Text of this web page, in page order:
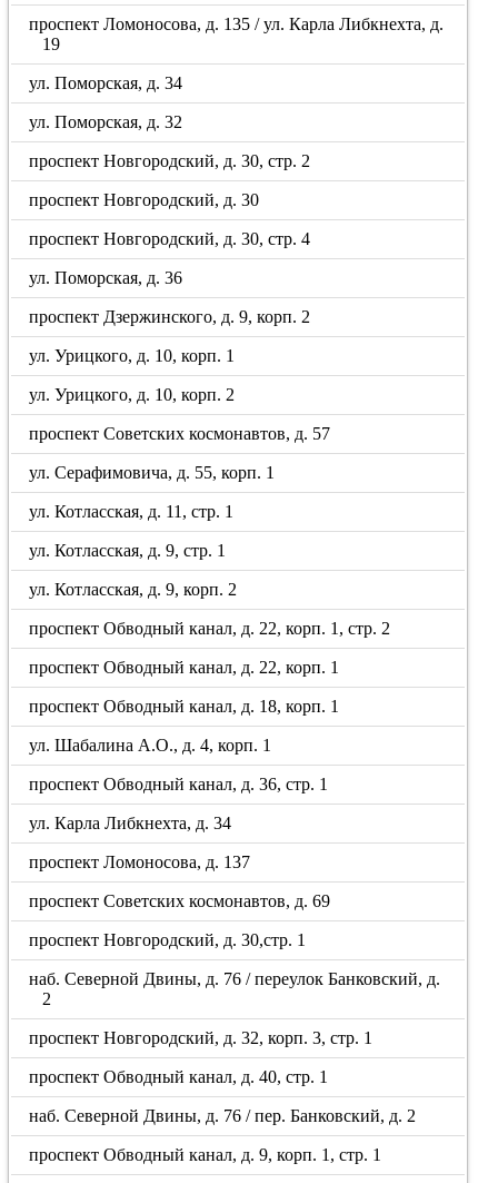
проспект Ломоносова, д. 135 / ул. Карла Либкнехта, д.
19
ул. Поморская, д. 34
ул. Поморская, д. 32
проспект Новгородский, д. 30, стр. 2
проспект Новгородский, д. 30
проспект Новгородский, д. 30, стр. 4
ул. Поморская, д. 36
проспект Дзержинского, д. 9, корп. 2
ул. Урицкого, д. 10, корп. 1
ул. Урицкого, д. 10, корп. 2
проспект Советских космонавтов, д. 57
ул. Серафимовича, д. 55, корп. 1
ул. Котласская, д. 11, стр. 1
ул. Котласская, д. 9, стр. 1
ул. Котласская, д. 9, корп. 2
проспект Обводный канал, д. 22, корп. 1, стр. 2
проспект Обводный канал, д. 22, корп. 1
проспект Обводный канал, д. 18, корп. 1
ул. Шабалина А.О., д. 4, корп. 1
проспект Обводный канал, д. 36, стр. 1
ул. Карла Либкнехта, д. 34
проспект Ломоносова, д. 137
проспект Советских космонавтов, д. 69
проспект Новгородский, д. 30,стр. 1
наб. Северной Двины, д. 76 / переулок Банковский, д.
2
проспект Новгородский, д. 32, корп. 3, стр. 1
проспект Обводный канал, д. 40, стр. 1
наб. Северной Двины, д. 76 / пер. Банковский, д. 2
проспект Обводный канал, д. 9, корп. 1, стр. 1